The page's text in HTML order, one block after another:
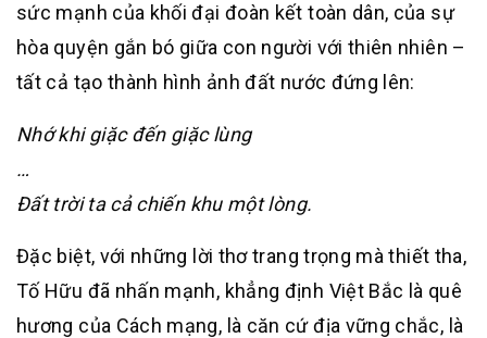
sức mạnh của khối đại đoàn kết toàn dân, của sự
hòa quyện gắn bó giữa con người với thiên nhiên –
tất cả tạo thành hình ảnh đất nước đứng lên:
Nhớ khi giặc đến giặc lùng
…
Đất trời ta cả chiến khu một lòng.
Đặc biệt, với những lời thơ trang trọng mà thiết tha,
Tố Hữu đã nhấn mạnh, khẳng định Việt Bắc là quê
hương của Cách mạng, là căn cứ địa vững chắc, là